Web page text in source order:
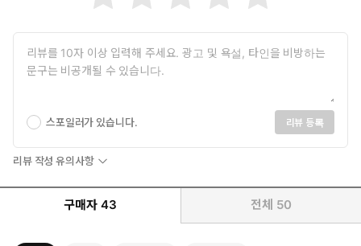
스포일러가 있습니다. 리뷰 등록
리뷰 작성 유의사항
구매자 43 전체 50